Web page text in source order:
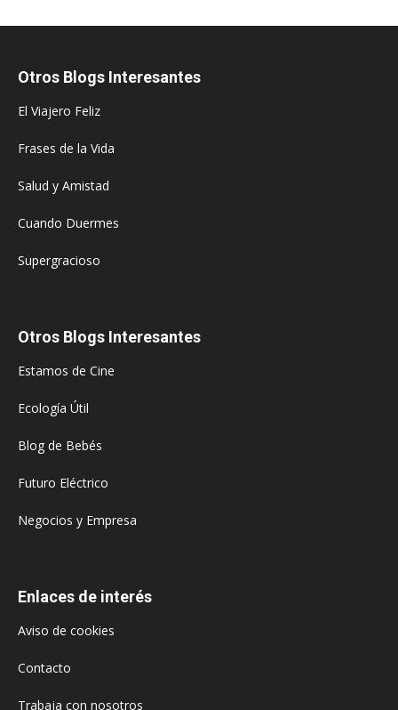
Otros Blogs Interesantes
El Viajero Feliz
Frases de la Vida
Salud y Amistad
Cuando Duermes
Supergracioso
Otros Blogs Interesantes
Estamos de Cine
Ecología Útil
Blog de Bebés
Futuro Eléctrico
Negocios y Empresa
Enlaces de interés
Aviso de cookies
Contacto
Trabaja con nosotros